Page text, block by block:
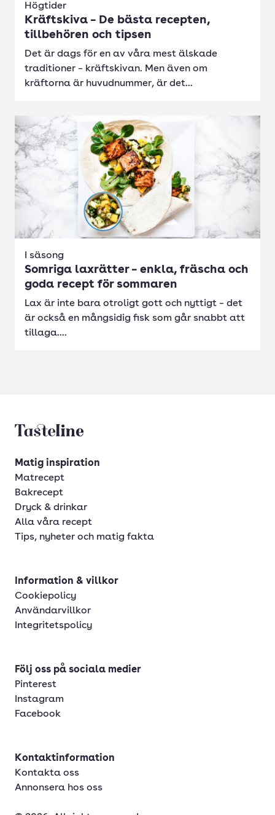
Högtider
Kräftskiva – De bästa recepten,
tillbehören och tipsen
Det är dags för en av våra mest älskade
traditioner – kräftskivan. Men även om
kräftorna är huvudnummer, är det...
I säsong
Somriga laxrätter – enkla, fräscha och
goda recept för sommaren
Lax är inte bara otroligt gott och nyttigt – det
är också en mångsidig fisk som går snabbt att
tillaga....
Tasteline startsida
Matig inspiration
Matrecept
Bakrecept
Dryck & drinkar
Alla våra recept
Tips, nyheter och matig fakta
Information & villkor
Cookiepolicy
Användarvillkor
Integritetspolicy
Följ oss på sociala medier
Pinterest
Instagram
Facebook
Kontaktinformation
Kontakta oss
Annonsera hos oss